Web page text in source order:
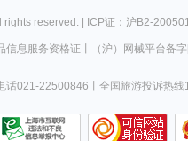
rights reserved. | ICP证：沪B2-
信息服务资格证 （沪）网械平台备
话021-22500846 全国旅游投诉热线